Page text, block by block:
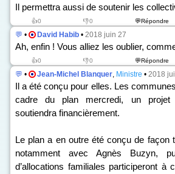
Il permettra aussi de soutenir les
👍0 👎0 💬Répondre
💬 • David Habib • 2018 juin 27
Ah, enfin ! Vous alliez les oublier,
👍0 👎0 💬Répondre
💬 • Jean-Michel Blanquer, Ministre • 2018
Il a été conçu pour elles. Les
cadre du plan mercredi, un projet
soutiendra financièrement.
Le plan a en outre été conçu de façon
notamment avec Agnès Buzyn,
d’allocations familiales participeront à